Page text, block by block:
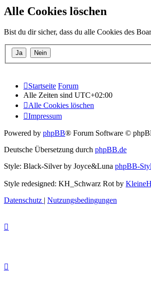
Alle Cookies löschen
Bist du dir sicher, dass du alle Cookies des
Startseite Forum
Alle Zeiten sind UTC+02:00
Alle Cookies löschen
Impressum
Powered by phpBB® Forum Software ©
Deutsche Übersetzung durch phpBB.de
Style: Black-Silver by Joyce&Luna phpBB-
Style redesigned: KH_Schwarz Rot by
Datenschutz | Nutzungsbedingungen